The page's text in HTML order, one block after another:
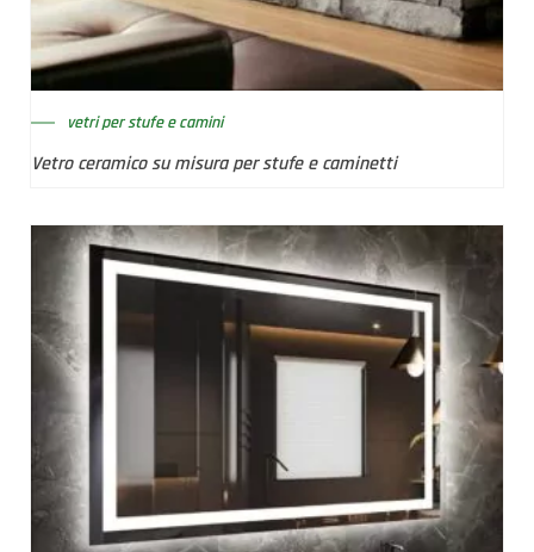
vetri per stufe e camini
Vetro ceramico su misura per stufe e caminetti